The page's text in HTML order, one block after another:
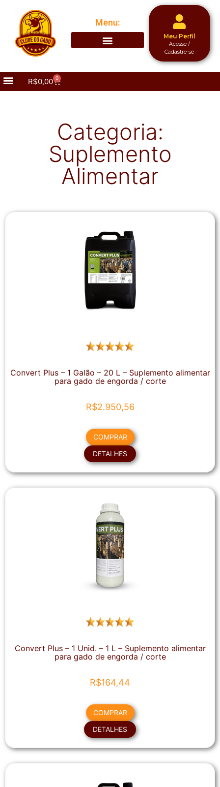
Menu:
Meu Perfil
Acesse /
Cadastre-se
R$0,00 0
Categoria:
Suplemento
Alimentar
Convert Plus – 1 Galão – 20 L – Suplemento alimentar
para gado de engorda / corte
R$2.950,56
COMPRAR
DETALHES
Convert Plus – 1 Unid. – 1 L – Suplemento alimentar
para gado de engorda / corte
R$164,44
COMPRAR
DETALHES